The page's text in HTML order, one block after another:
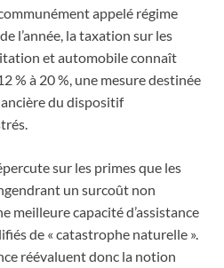
appelé régime
l’année, la taxation sur les
et automobile connaît
% à 20 %, une mesure destinée
du dispositif
sur les primes que les
un surcoût non
meilleure capacité d’assistance
de « catastrophe naturelle ».
réévaluent donc la notion